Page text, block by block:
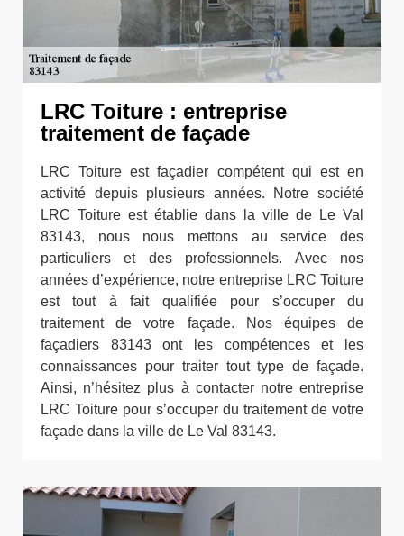
LRC Toiture : entreprise
traitement de façade
LRC Toiture est façadier compétent qui est en
activité depuis plusieurs années. Notre société
LRC Toiture est établie dans la ville de Le Val
83143, nous nous mettons au service des
particuliers et des professionnels. Avec nos
années d’expérience, notre entreprise LRC Toiture
est tout à fait qualifiée pour s’occuper du
traitement de votre façade. Nos équipes de
façadiers 83143 ont les compétences et les
connaissances pour traiter tout type de façade.
Ainsi, n’hésitez plus à contacter notre entreprise
LRC Toiture pour s’occuper du traitement de votre
façade dans la ville de Le Val 83143.